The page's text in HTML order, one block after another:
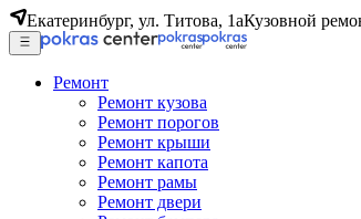
Екатеринбург, ул. Титова, 1аКузовной
Ремонт
Ремонт кузова
Ремонт порогов
Ремонт крыши
Ремонт капота
Ремонт рамы
Ремонт двери